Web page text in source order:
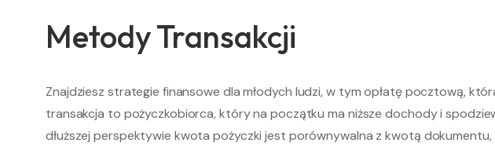
Metody Transakcji
Znajdziesz strategie finansowe dla młodych ludzi, w tym opłatę pocztową,
transakcja to pożyczkobiorca, który na początku ma niższe dochody i
dłuższej perspektywie kwota pożyczki jest porównywalna z kwotą